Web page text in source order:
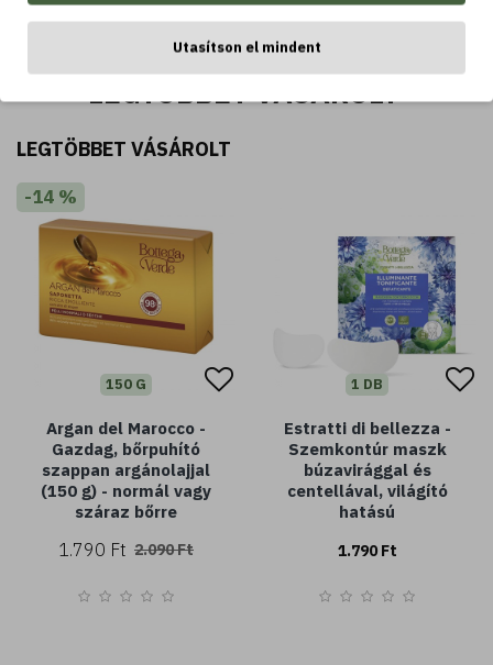
LEGTÖBBET VÁSÁROLT
LEGTÖBBET VÁSÁROLT
-14 %
150 G
Argan del Marocco -
Gazdag, bőrpuhító
szappan argánolajjal
(150 g) - normál vagy
száraz bőrre
1.790 Ft 2.090 Ft
1 DB
Estratti di bellezza -
Szemkontúr maszk
búzavirággal és
centellával, világító
hatású
1.790 Ft
Utasítson el mindent